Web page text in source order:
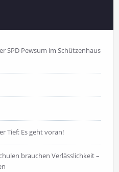
SPD Pewsum im Schützenhaus
Tief: Es geht voran!
brauchen Verlässlichkeit –